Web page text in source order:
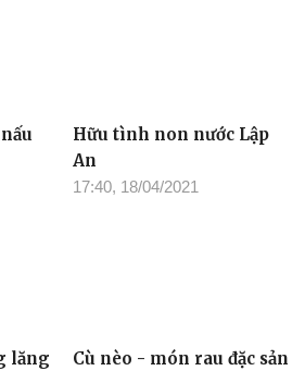
Hữu tình non nước Lập
An
17:40, 18/04/2021
lăng Cù nèo - món rau đặc sản